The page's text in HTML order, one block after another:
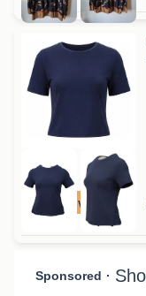
Tot 75% voordeel